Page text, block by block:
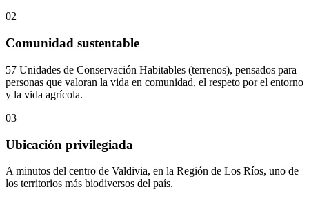
02
Comunidad sustentable
57 Unidades de Conservación Habitables (terrenos), pensados para
personas que valoran la vida en comunidad, el respeto por el entorno
y la vida agrícola.
03
Ubicación privilegiada
A minutos del centro de Valdivia, en la Región de Los Ríos, uno de
los territorios más biodiversos del país.